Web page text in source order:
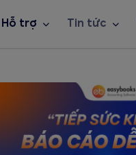
Hỗ trợ Tin tức